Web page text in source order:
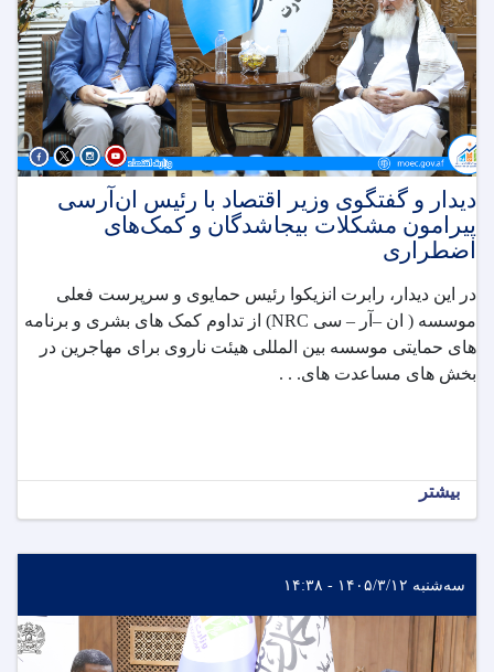
دیدار و گفتگوی وزیر اقتصاد با رئیس ان‌آر‌سی
پیرامون مشکلات بیجاشدگان و کمک‌های
اضطراری
در این دیدار، رابرت انزیکوا رئیس حمایوی و سرپرست فعلی
موسسه ( ان –آر – سی NRC) از تداوم کمک های بشری و برنامه
های حمایتی موسسه بین المللی هیئت ناروی برای مهاجرین در
بخش های مساعدت های. . .
بیشتر
سه‌شنبه ۱۴۰۵/۳/۱۲ - ۱۴:۳۸